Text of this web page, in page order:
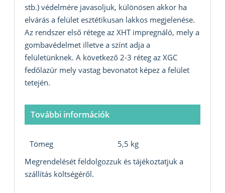
stb.) védelmére javasoljuk, különösen akkor ha
elvárás a felület esztétikusan lakkos megjelenése.
Az rendszer első rétege az XHT impregnáló, mely a
gombavédelmet illetve a színt adja a
felületünknek. A következő 2-3 réteg az XGC
fedőlazúr mely vastag bevonatot képez a felület
tetején.
További információk
Tömeg
5,5 kg
Megrendelését feldolgozzuk és tájékoztatjuk a
szállítás költségéről.